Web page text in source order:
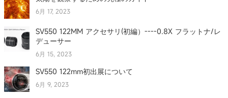
6月 17, 2023
SV550 122MM アクセサリ(初編）----0.8X フラットナ/レ
デューサー
6月 15, 2023
SV550 122mm初出展について
6月 9, 2023